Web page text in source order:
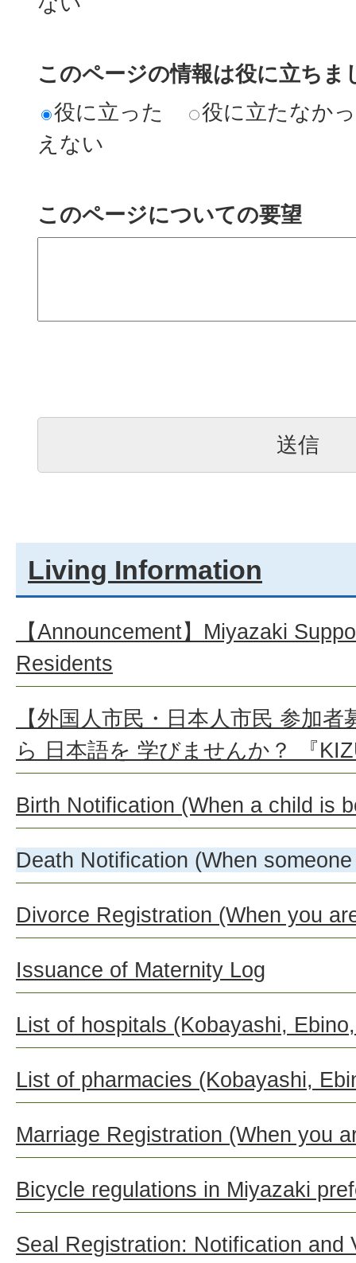
このページの情報は役に立ちま
役に立った
役に立たなか
えない
このページについての要望
Living Information
【Announcement】Miyazaki
Residents
【外国人市民・日本人市民 参加
ら 日本語を 学びませんか？ 『
Birth Notification (When a child is
Death Notification (When
Divorce Registration (When you
Issuance of Maternity Log
List of hospitals (Kobayashi,
List of pharmacies (Kobayashi,
Marriage Registration (When you
Bicycle regulations in Miyazaki
Seal Registration: Notification and